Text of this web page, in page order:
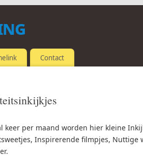
Contact
keer per maand worden hier kleine
Inspirerende filmpjes, Nuttige